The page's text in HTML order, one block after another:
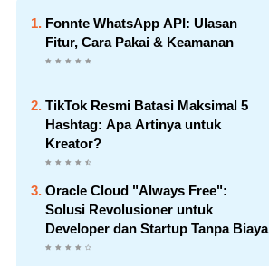
Fonnte WhatsApp API: Ulasan
Fitur, Cara Pakai & Keamanan
TikTok Resmi Batasi Maksimal 5
Hashtag: Apa Artinya untuk
Kreator?
Oracle Cloud "Always Free":
Solusi Revolusioner untuk
Developer dan Startup Tanpa Biaya